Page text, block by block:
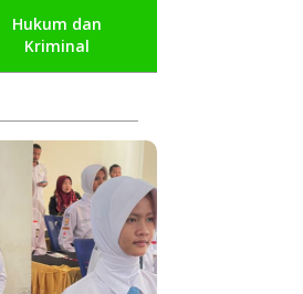
Hukum dan
Kriminal